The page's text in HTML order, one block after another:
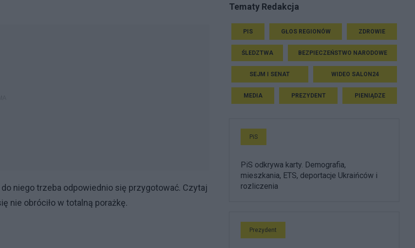
niego trzeba odpowiednio się przygotować. Czytaj
nie obróciło w totalną porażkę.
Tematy Redakcja
PIS GŁOS REGIONÓW ZDROWIE
ŚLEDZTWA BEZPIECZEŃSTWO NARODOWE
SEJM I SENAT WIDEO SALON24
MEDIA PREZYDENT PIENIĄDZE
PiS
PiS odkrywa karty. Demografia,
mieszkania, ETS, deportacje Ukraińców i
rozliczenia
Prezydent